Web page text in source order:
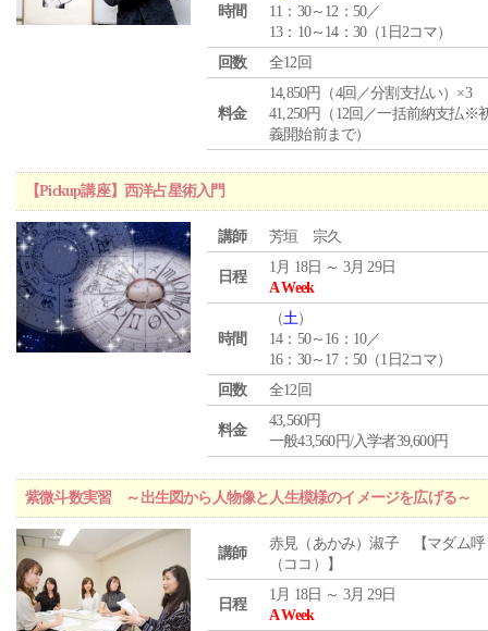
時間
11：30～12：50／
13：10～14：30（1日2コマ）
回数
全12回
料金
14,850円（4回／分割支払い）×3
41,250円（12回／一括前納支払※
義開始前まで）
【Pickup講座】西洋占星術入門
講師 芳垣 宗久
日程
1月 18日 ～ 3月 29日
A Week
時間
（土）
14：50～16：10／
16：30～17：50（1日2コマ）
回数
全12回
料金
43,560円
一般43,560円/入学者39,600円
紫微斗数実習 ～出生図から人物像と人生模様のイメージを広げる～
講師
赤見（あかみ）淑子 【マダム呼
（ココ）】
日程
1月 18日 ～ 3月 29日
A Week